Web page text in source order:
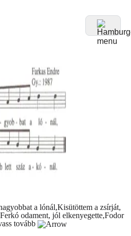
a lónál,Kisütöttem a zsírját,
odament, jól elkenyegette,Fodor
tovább